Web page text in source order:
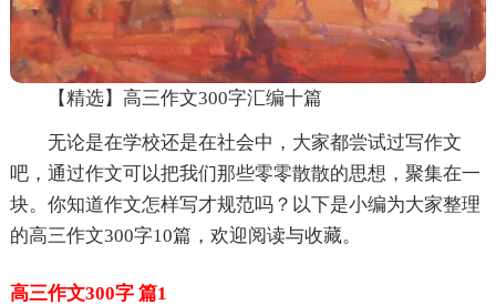
【精选】高三作文300字汇编十篇
无论是在学校还是在社会中，大家都尝试过写作文
吧，通过作文可以把我们那些零零散散的思想，聚集在一
块。你知道作文怎样写才规范吗？以下是小编为大家整理
的高三作文300字10篇，欢迎阅读与收藏。
高三作文300字 篇1